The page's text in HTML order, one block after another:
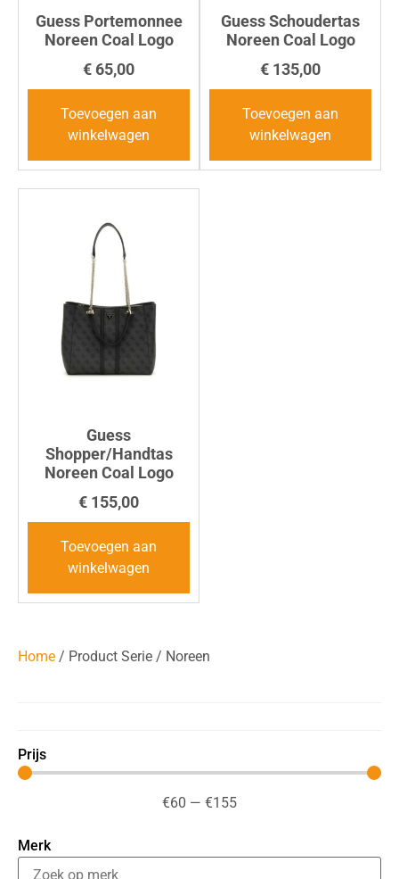
Prijs
€60 — €155
Merk
Guess Portemonnee
Noreen Coal Logo
€ 65,00
Toevoegen aan
winkelwagen
Guess Schoudertas
Noreen Coal Logo
€ 135,00
Toevoegen aan
winkelwagen
Guess
Shopper/Handtas
Noreen Coal Logo
€ 155,00
Toevoegen aan
winkelwagen
Home / Product Serie / Noreen